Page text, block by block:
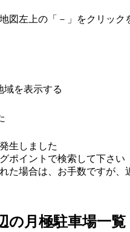
図左上の「－」をクリック
域を表示する
生しました
ポイントで検索して下さい
た場合は、お手数ですが
の月極駐車場一覧